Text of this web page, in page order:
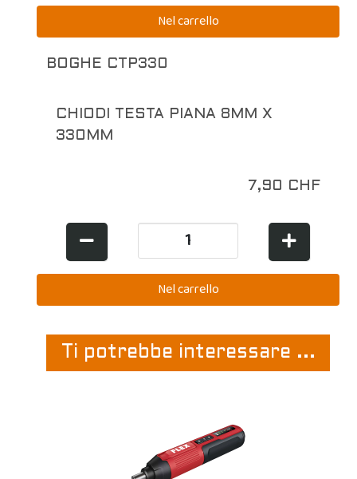
BOGHE CTP330
CHIODI TESTA PIANA 8MM X
330MM
7,90 CHF
Ti potrebbe interessare ...